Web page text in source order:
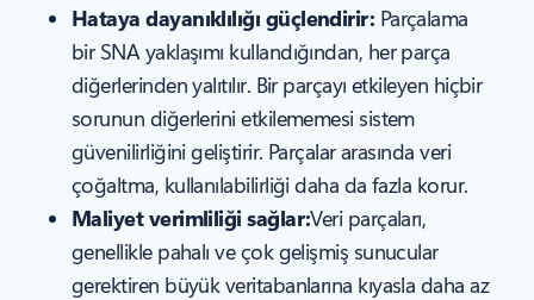
Hataya dayanıklılığı güçlendirir: Parçalama
bir SNA yaklaşımı kullandığından, her parça
diğerlerinden yalıtılır. Bir parçayı etkileyen hiçbir
sorunun diğerlerini etkilememesi sistem
güvenilirliğini geliştirir. Parçalar arasında veri
çoğaltma, kullanılabilirliği daha da fazla korur.
Maliyet verimliliği sağlar:Veri parçaları,
genellikle pahalı ve çok gelişmiş sunucular
gerektiren büyük veritabanlarına kıyasla daha az